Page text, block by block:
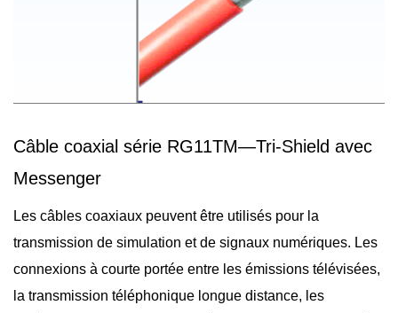
Câble coaxial série RG11TM—Tri-Shield avec
Messenger
Les câbles coaxiaux peuvent être utilisés pour la
transmission de simulation et de signaux numériques. Les
connexions à courte portée entre les émissions télévisées,
la transmission téléphonique longue distance, les